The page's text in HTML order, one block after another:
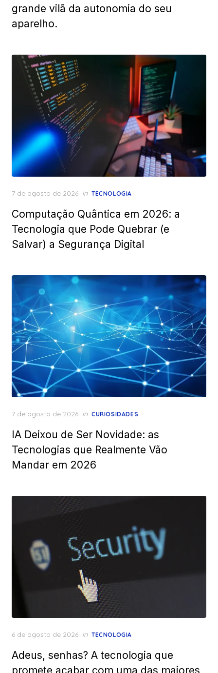
grande vilã da autonomia do seu
aparelho.
Posted
7 de agosto de 2026 in TECNOLOGIA
Computação Quântica em 2026: a
Tecnologia que Pode Quebrar (e
Salvar) a Segurança Digital
Posted
7 de agosto de 2026 in CURIOSIDADES
IA Deixou de Ser Novidade: as
Tecnologias que Realmente Vão
Mandar em 2026
Posted
6 de agosto de 2026 in TECNOLOGIA
Adeus, senhas? A tecnologia que
promete acabar com uma das maiores